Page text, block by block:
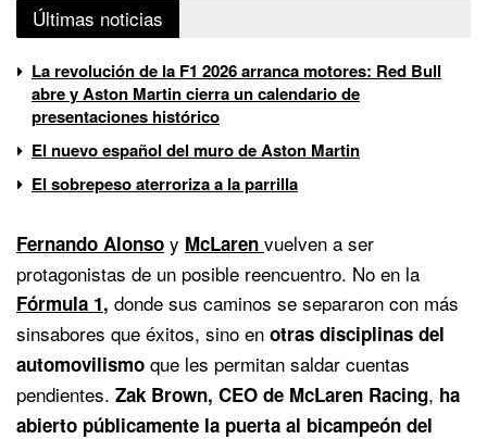
Últimas noticias
La revolución de la F1 2026 arranca motores: Red Bull
abre y Aston Martin cierra un calendario de
presentaciones histórico
El nuevo español del muro de Aston Martin
El sobrepeso aterroriza a la parrilla
Fernando Alonso y McLaren vuelven a ser
protagonistas de un posible reencuentro. No en la
Fórmula 1, donde sus caminos se separaron con más
sinsabores que éxitos, sino en otras disciplinas del
automovilismo que les permitan saldar cuentas
pendientes. Zak Brown, CEO de McLaren Racing, ha
abierto públicamente la puerta al bicampeón del